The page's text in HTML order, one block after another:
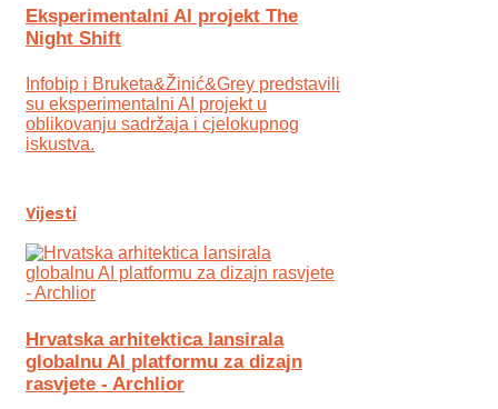
Eksperimentalni AI projekt The
Night Shift
Infobip i Bruketa&Žinić&Grey predstavili
su eksperimentalni AI projekt u
oblikovanju sadržaja i cjelokupnog
iskustva.
Vijesti
Hrvatska arhitektica lansirala
globalnu AI platformu za dizajn
rasvjete - Archlior